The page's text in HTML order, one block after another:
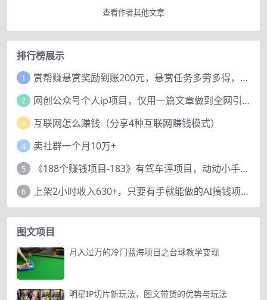
查看作者其他文章
排行榜展示
1 赏帮赚悬赏奖励到账200元，悬赏任务多劳多得，人人可做。
2 网创公众号个人ip项目，仅用一篇文章做到全网引流！
3 互联网怎么赚钱（分享4种互联网赚钱模式）
4 卖社群一个月10万+
5 《188个赚钱项目-183》有驾车评项目，动动小手，复制粘贴赚44元！
6 上架2小时收入630+，只要有手就能做的AI搞钱项目，奶奶看完都能学会!
图文项目
月入过万的冷门蓝海项目之台球教学变现
明星IP切片新玩法，图文带货的优势与玩法